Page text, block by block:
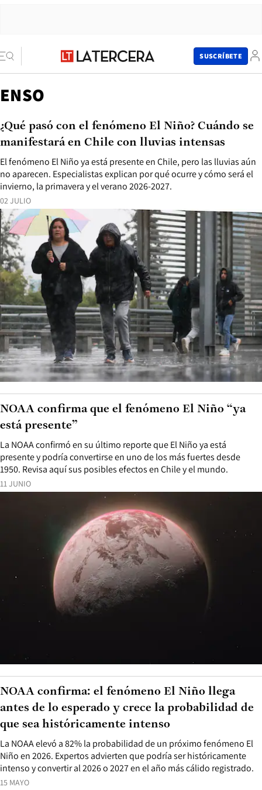
SUSCRÍBETE
ENSO
02 JULIO
El fenómeno El Niño ya está presente en Chile, pero las lluvias aún
no aparecen. Especialistas explican por qué ocurre y cómo será el
invierno, la primavera y el verano 2026-2027.
¿Qué pasó con el fenómeno El Niño? Cuándo se
manifestará en Chile con lluvias intensas
11 JUNIO
La NOAA confirmó en su último reporte que El Niño ya está
presente y podría convertirse en uno de los más fuertes desde
1950. Revisa aquí sus posibles efectos en Chile y el mundo.
NOAA confirma que el fenómeno El Niño “ya
está presente”
15 MAYO
La NOAA elevó a 82% la probabilidad de un próximo fenómeno El
Niño en 2026. Expertos advierten que podría ser históricamente
intenso y convertir al 2026 o 2027 en el año más cálido registrado.
NOAA confirma: el fenómeno El Niño llega
antes de lo esperado y crece la probabilidad de
que sea históricamente intenso